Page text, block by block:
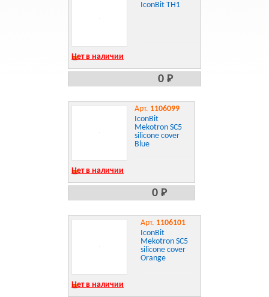
IconBit TH1
Нет в наличии
0 Р
Арт. 1106099
IconBit
Mekotron SC5
silicone cover
Blue
Нет в наличии
0 Р
Арт. 1106101
IconBit
Mekotron SC5
silicone cover
Orange
Нет в наличии